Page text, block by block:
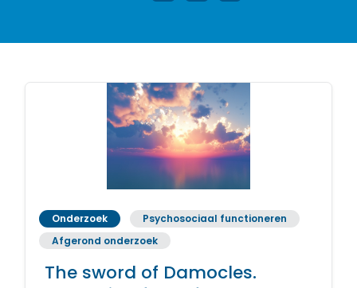
Onderzoek
Psychosociaal functioneren
Afgerond onderzoek
The sword of Damocles.